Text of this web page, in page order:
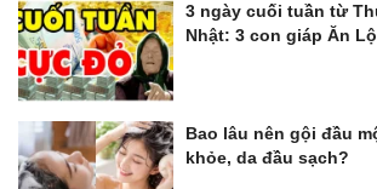
3 ngày cuối tuần từ
Nhật: 3 con giáp Ăn
Bao lâu nên gội đầu
khỏe, da đầu sạch?